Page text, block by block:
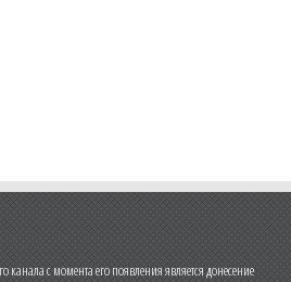
с момента его появления является донесение